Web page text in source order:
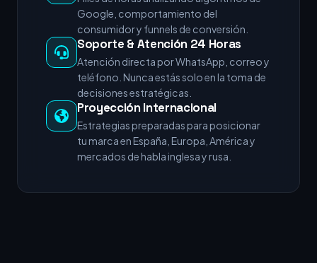
Google, comportamiento del
consumidor y funnels de conversión.
Soporte & Atención 24 Horas
Atención directa por WhatsApp, correo y
teléfono. Nunca estás solo en la toma de
decisiones estratégicas.
Proyección Internacional
Estrategias preparadas para posicionar
tu marca en España, Europa, América y
mercados de habla inglesa y rusa.